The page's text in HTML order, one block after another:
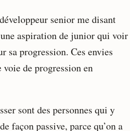
senior me disant
aspiration de junior qui voir
sa progression. Ces envies
de progression en
sont des personnes qui y
façon passive, parce qu’on a